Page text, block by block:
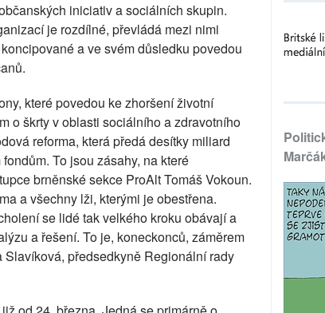
iniciativ a sociálních skupin.
je rozdílné, převládá mezi nimi
a ve svém důsledku povedou
které povedou ke zhoršení životní
o škrty v oblasti sociálního a zdravotního
reforma, která předá desítky miliard
To jsou zásahy, na které
brněnské sekce ProAlt Tomáš Vokoun.
a všechny lži, kterými je obestřena.
se lidé tak velkého kroku obávají a
a řešení. To je, koneckonců, záměrem
předsedkyně Regionální rady